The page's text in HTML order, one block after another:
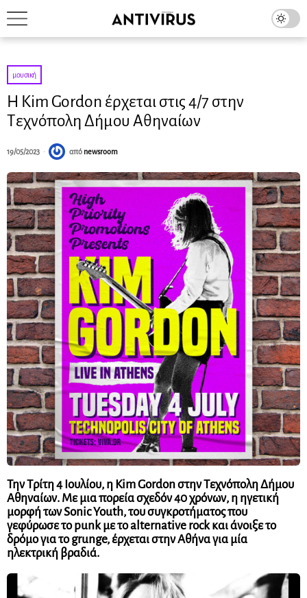
μουσική
Η Kim Gordon έρχεται στις 4/7 στην
Τεχνόπολη Δήμου Αθηναίων
19/05/2023 από newsroom
ΤηνΤρίτη 4 Ιουλίου, η KimGordonστηνΤεχνόπολη Δήμου
Αθηναίων. Με μια πορεία σχεδόν 40 χρόνων, η ηγετική
μορφή τωνSonicYouth, του συγκροτήματος που
γεφύρωσε το punk με το alternative rock και άνοιξε το
δρόμο για το grunge, έρχεται στην Αθήνα για μία
ηλεκτρική βραδιά.